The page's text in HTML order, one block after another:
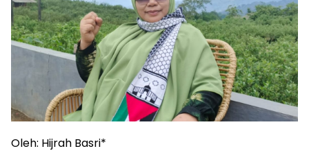
Oleh: Hijrah Basri*